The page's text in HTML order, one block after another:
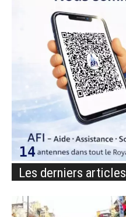
Les derniers articles